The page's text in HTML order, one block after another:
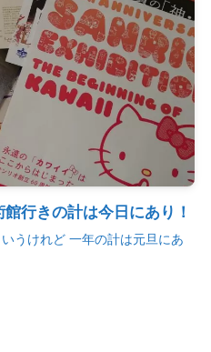
行きの計は今日にあり！
うけれど 一年の計は元旦にあ